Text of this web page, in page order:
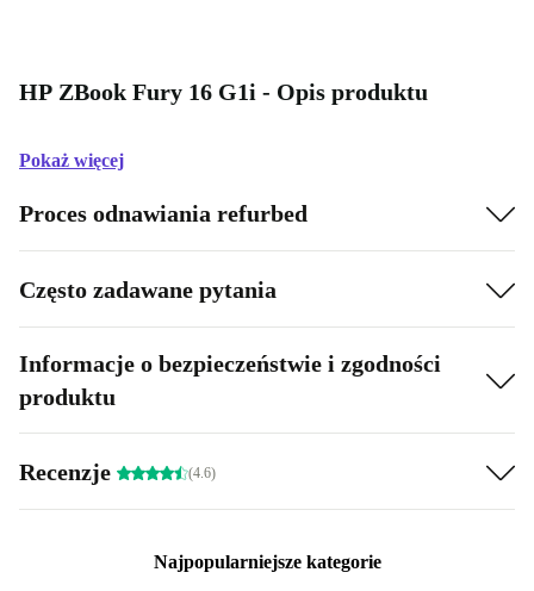
HP ZBook Fury 16 G1i - Opis produktu
Pokaż więcej
Proces odnawiania refurbed
Często zadawane pytania
Informacje o bezpieczeństwie i zgodności
produktu
Recenzje (4.6)
Najpopularniejsze kategorie